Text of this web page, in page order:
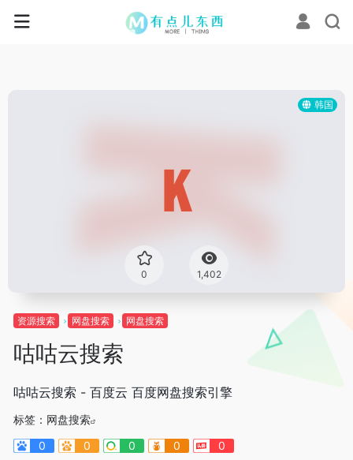
韩国
0 1,402
资源搜索 网盘搜索 网盘搜索
咕咕云搜索
咕咕云搜索 - 百度云 百度网盘搜索引擎
标签： 网盘搜索
0
0 0 0 0